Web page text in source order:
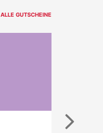
ALLE GUTSCHEINE